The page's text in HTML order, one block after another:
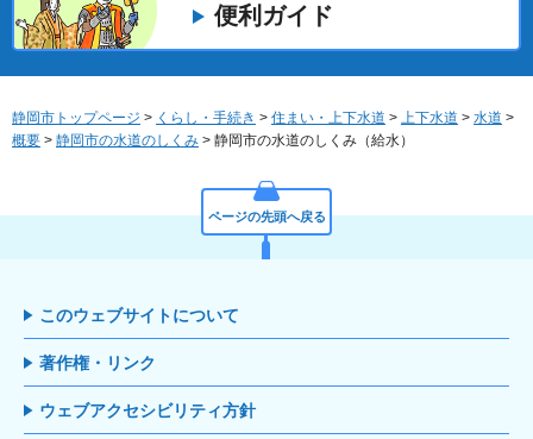
便利ガイド
静岡市トップページ > くらし・手続き > 住まい・上下水道 > 上下水道 > 水道 >
概要 > 静岡市の水道のしくみ > 静岡市の水道のしくみ（給水）
ページの先頭へ戻る
このウェブサイトについて
著作権・リンク
ウェブアクセシビリティ方針